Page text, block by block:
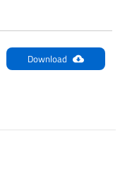
Download